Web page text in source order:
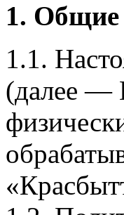
1. Общие
1.1.
(далее —